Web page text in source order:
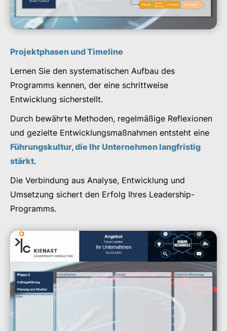
Projektphasen und Timeline
Lernen Sie den systematischen Aufbau des
Programms kennen, der eine schrittweise
Entwicklung sicherstellt.
Durch bewährte Methoden, regelmäßige Reflexionen
und gezielte Entwicklungsmaßnahmen entsteht eine
Führungskultur, die Ihr Unternehmen langfristig
stärkt.
Die Verbindung aus Analyse, Entwicklung und
Umsetzung sichert den Erfolg Ihres Leadership-
Programms.